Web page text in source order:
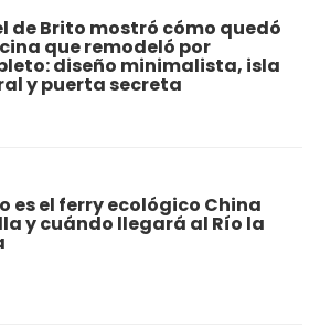
de Brito mostró cómo quedó
que remodeló por
diseño minimalista, isla
y puerta secreta
es el ferry ecológico China
y cuándo llegará al Río la